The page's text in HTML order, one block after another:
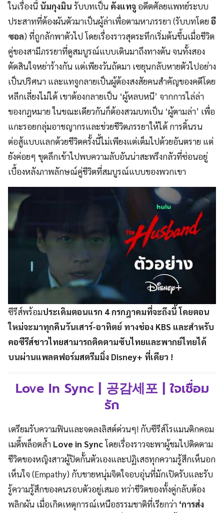
ในเรื่องนี้ นัมกุงมิน รับบทเป็น คังแทจู อดีตศัลยแพทย์ระบบ
ประสาทที่ต้องผันตัวมาเป็นผู้ล่าเพื่อตามหาภรรยา (รับบทโดยอี
ซอล) ที่ถูกลักพาตัวไป โดยเรื่องราวสุดระทึกเริ่มต้นขึ้นเมื่อชีวิต
คู่ของสามีภรรยาที่ดูสมบูรณ์แบบเดินมาถึงทางตัน จนทั้งสอง
ตัดสินใจหย่าร้างกัน แต่เพียงวันถัดมา เซยุนกลับหายตัวไปอย่าง
เป็นปริศนา และแทจูกลายเป็นผู้ต้องสงสัยคนสำคัญของคดีโดย
หลีกเลี่ยงไม่ได้ เขาต้องกลายเป็น ‘ผู้หลบหนี’ จากการไล่ล่า
ของกฎหมาย ในขณะเดียวกันก็ต้องสวมบทเป็น ‘ผู้ตามล่า’ เพื่อ
แกะรอยกลุ่มอาชญากรและช่วยชีวิตภรรยาให้ได้ การดิ้นรน
ต่อสู้แบบแลกด้วยชีวิตครั้งนี้ไม่เพียงแต่เต็มไปด้วยอันตราย แต่
ยังค่อยๆ ขุดลึกเข้าไปพบความลับอันน่าสะพรึงกลัวที่ซ่อนอยู่
เบื้องหลังภาพลักษณ์คู่ชีวิตที่สมบูรณ์แบบของพวกเขา
ซีรีส์พร้อมประเดิมตอนแรก 4 กรกฎาคมที่จะถึงนี้ โดยตอน
ใหม่จะมาทุกคืนวันเสาร์-อาทิตย์ ทางช่อง KBS และสำหรับ
คอซีรีส์ชาวไทยสามารถติดตามซับไทยและพากย์ไทยได้
บนผ่านแพลตฟอร์มสตรีมมิ่ง Disney+ ที่เดียว !
Love In Sync | 공감세포 | ใจเชื่อม
รัก
เตรียมรับความฟินและจดลงลิสต์ด่วนๆ! กับซีรีส์โรแมนติกคอม
เมดี้พล็อตล้ำ Love in Syncโดยเรื่องราวจะพาผู้ชมไปติดตาม
ชีวิตของหญิงสาวผู้ปิดกั้นตัวเองและปฏิเสธทุกความรู้สึกเห็นอก
เห็นใจ (Empathy) กับชายหนุ่มจิตใจอบอุ่นที่มักเปิดรับและรับ
รู้ความรู้สึกของคนรอบตัวอยู่เสมอ ทว่าชีวิตของทั้งคู่กลับต้อง
พลิกผัน เมื่อเกิดเหตุการณ์เหนือธรรมชาติที่เรียกว่า ‘การส่ง